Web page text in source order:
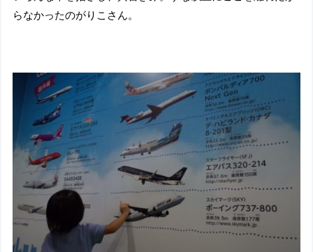
らなかったのがりこさん。